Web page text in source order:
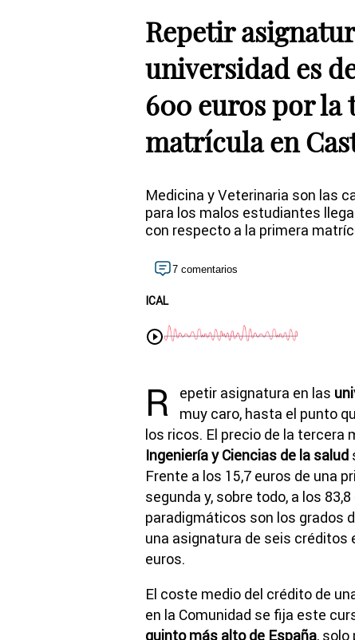
Repetir
universidad es
600 euros por la
matrícula en
Medicina y Veterinaria son las
para los malos estudiantes
con respecto a la primera
7 comentarios
ICAL
R epetir asignatura en las
muy caro, hasta el punto
los ricos. El precio de la tercera
Ingeniería y Ciencias de la salud
Frente a los 15,7 euros de una
segunda y, sobre todo, a los
paradigmáticos son los grados
una asignatura de seis
euros.
El coste medio del crédito de
en la Comunidad se fija este
quinto más alto de España, solo